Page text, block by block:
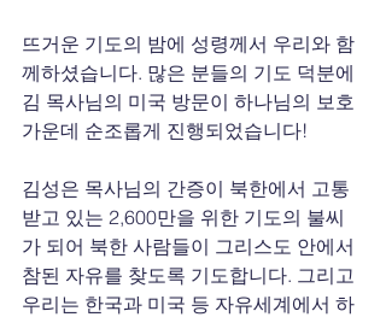
뜨거운 기도의 밤에 성령께서 우리와 함
께하셨습니다. 많은 분들의 기도 덕분에
김 목사님의 미국 방문이 하나님의 보호
가운데 순조롭게 진행되었습니다!
김성은 목사님의 간증이 북한에서 고통
받고 있는 2,600만을 위한 기도의 불씨
가 되어 북한 사람들이 그리스도 안에서
참된 자유를 찾도록 기도합니다. 그리고
우리는 한국과 미국 등 자유세계에서 하